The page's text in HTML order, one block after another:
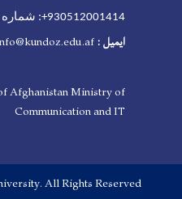
930512001414+: شماره تماس
ایمیل:
nfo@kundoz.edu.af
Afghanistan Ministry of
Communication and IT
All Rights Reserved